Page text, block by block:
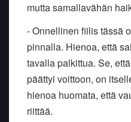
mutta samallavähän
- Onnellinen fiilis tässä
pinnalla. Hienoa, että
tavalla palkittua. Se,
päättyi voittoon, on
hienoa huomata, että
riittää.